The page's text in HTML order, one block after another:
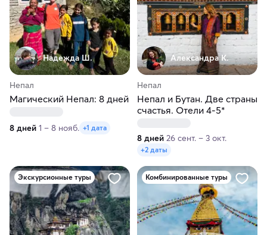
Надежда Ш.
Непал
Магический Непал: 8 дней
8 дней 1 – 8 нояб. +1 дата
Александра К.
Непал
Непал и Бутан. Две страны
счастья. Отели 4-5*
8 дней 26 сент. – 3 окт.
+2 даты
Экскурсионные туры Комбинированные туры